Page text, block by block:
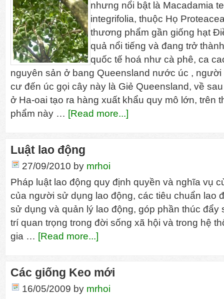
nhưng nổi bật là Macadamia
integrifolia, thuộc Họ
thương phẩm gần giống hạt
quả nổi tiếng và đang trở
quốc tế hoá như cà phê, ca
nguyên sản ở bang Queensland nước úc , người
cư đến úc gọi cây này là Giẻ Queensland, về
ở Ha-oai tạo ra hàng xuất khẩu quy mô lớn, trên
phẩm này … [Read more...]
Luật lao động
27/09/2010 by mrhoi
Pháp luật lao động quy định quyền và nghĩa vụ
của người sử dụng lao động, các tiêu chuẩn lao
sử dụng và quản lý lao động, góp phần thúc đẩy
trí quan trọng trong đời sống xã hội và trong hệ
gia … [Read more...]
Các giống Keo mới
16/05/2009 by mrhoi